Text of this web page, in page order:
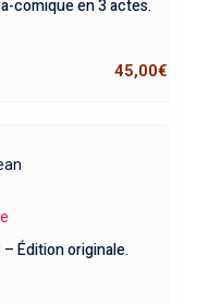
comique en 3 actes.
45,00€
Édition originale.